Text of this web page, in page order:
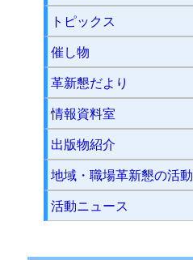
トピックス
催し物
革新懇だより
情報資料室
出版物紹介
地域・職場革新懇の活動
活動ニュース